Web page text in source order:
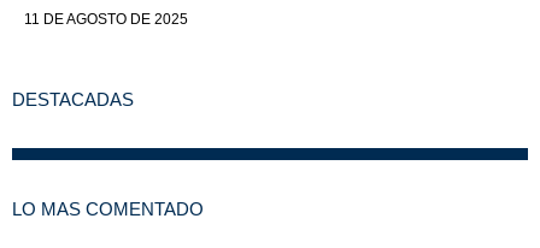
11 DE AGOSTO DE 2025
DESTACADAS
LO MAS COMENTADO